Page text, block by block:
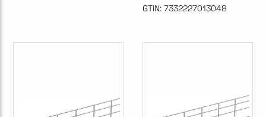
GTIN: 7332227013048